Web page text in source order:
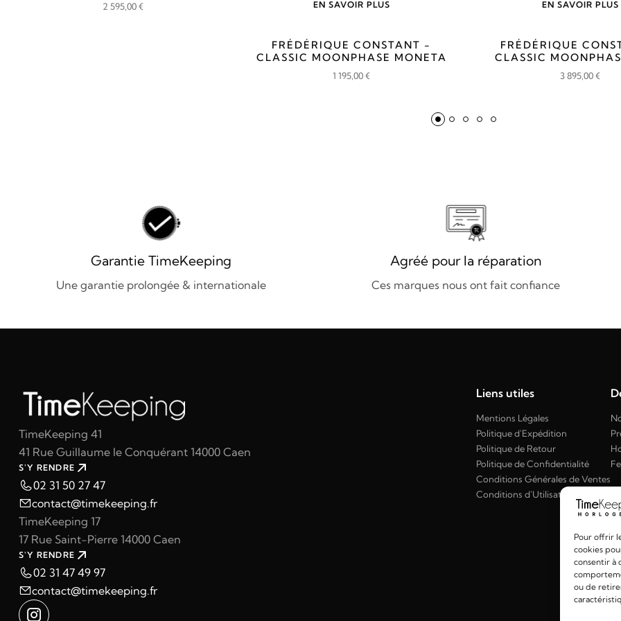
Pour offrir
cookies
consentir à
ou de
2 595,00€ EN SAVOIR PLUS
FRÉDÉRIQUE CONSTANT -
CLASSIC MOONPHASE MONETA
1 195,00€
EN SAVOIR PLUS
FRÉDÉRIQUE
CLASSIC
3 895,00€
Garantie TimeKeeping
Une garantie prolongée & internationale
Agréé pour la réparation
Ces marques nous ont fait confiance
TimeKeeping 41
41 Rue Guillaume le Conquérant 14000 Caen
S'Y RENDRE
02 31 50 27 47
contact@timekeeping.fr
TimeKeeping 17
17 Rue Saint-Pierre 14000 Caen
S'Y RENDRE
02 31 47 49 97
contact@timekeeping.fr
Liens utiles
Mentions Légales
Politique d'Expédition
Politique de Retour
Politique de Confidentialité
Conditions Générales de Ventes
Conditions d'Utilisation